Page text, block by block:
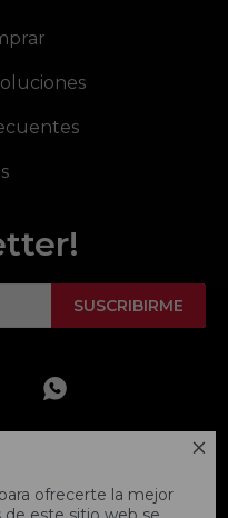

ofrecerte la mejor
SUSCRIBIRME
